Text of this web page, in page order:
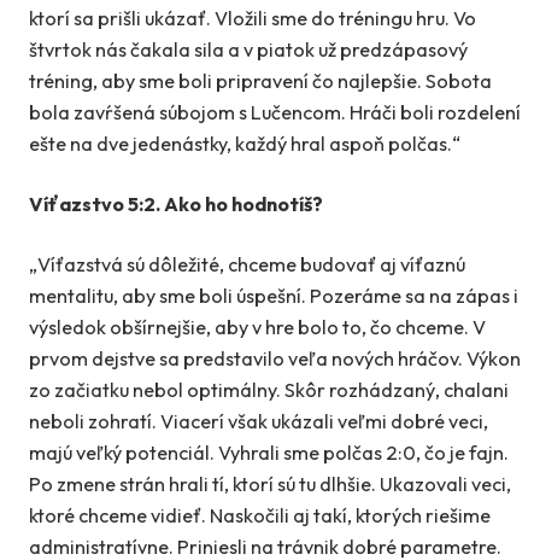
ktorí sa prišli ukázať. Vložili sme do tréningu hru. Vo
štvrtok nás čakala sila a v piatok už predzápasový
tréning, aby sme boli pripravení čo najlepšie. Sobota
bola zavŕšená súbojom s Lučencom. Hráči boli rozdelení
ešte na dve jedenástky, každý hral aspoň polčas.“
Víťazstvo 5:2. Ako ho hodnotíš?
„Víťazstvá sú dôležité, chceme budovať aj víťaznú
mentalitu, aby sme boli úspešní. Pozeráme sa na zápas i
výsledok obšírnejšie, aby v hre bolo to, čo chceme. V
prvom dejstve sa predstavilo veľa nových hráčov. Výkon
zo začiatku nebol optimálny. Skôr rozhádzaný, chalani
neboli zohratí. Viacerí však ukázali veľmi dobré veci,
majú veľký potenciál. Vyhrali sme polčas 2:0, čo je fajn.
Po zmene strán hrali tí, ktorí sú tu dlhšie. Ukazovali veci,
ktoré chceme vidieť. Naskočili aj takí, ktorých riešime
administratívne. Priniesli na trávnik dobré parametre.